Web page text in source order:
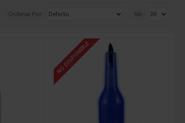
Ordenar Por: Ver:
NO DISPONIBLE